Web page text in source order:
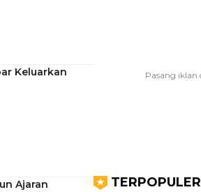
Keluarkan
Ajaran
TERPOPULER